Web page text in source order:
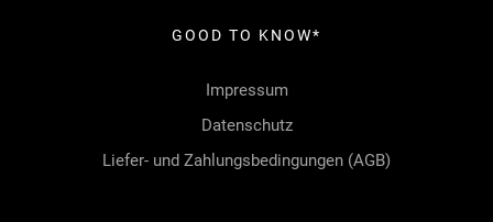
GOOD TO KNOW*
Impressum
Datenschutz
Liefer- und Zahlungsbedingungen (AGB)